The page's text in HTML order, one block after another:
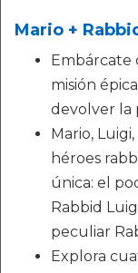
Mario +
Embárcate
misión
devolver la
Mario,
héroes
única: el
Rabbid
peculiar
Explora